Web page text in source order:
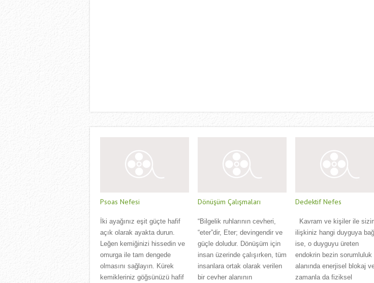
Psoas Nefesi
İki ayağınız eşit güçte hafif
açık olarak ayakta durun.
Leğen kemiğinizi hissedin ve
omurga ile tam dengede
olmasını sağlayın. Kürek
kemikleriniz göğsünüzü hafif
Dönüşüm Çalışmaları
“Bilgelik ruhlarının cevheri,
“eter”dir, Eter; devingendir ve
güçle doludur. Dönüşüm için
insan üzerinde çalışırken, tüm
insanlara ortak olarak verilen
bir cevher alanının
Dedektif Nefes
Kavram ve kişiler ile
ilişkiniz hangi duyguya
ise, o duyguyu üreten
endokrin bezin sorumluluk
alanında enerjisel blokaj
zamanla da fiziksel